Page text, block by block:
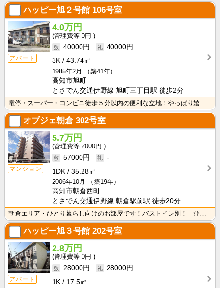
ハッピー旭２号館 106号室
アパート
4.0万円
0円
40000円
40000円
3K
43.74㎡
1985年2月
（築41年）
高知市旭町
とさでん交通伊野線 旭町三丁目駅 徒歩2分
電停・スーパー・コンビニ徒歩５分以内の便利な立地！やっぱり嬉しいバス・トイレ別！収納スペースが２か所･･･
オブジェ朝倉302号室
マンション
5.7万円
2000円
57000円
-
1DK
35.28㎡
2006年10月
（築19年）
高知市朝倉西町
とさでん交通伊野線 朝倉駅前駅 徒歩20分
朝倉エリア・ひとり暮らし向けのお部屋です！バストイレ別！ ひろびろ脱衣場で身支度やお洗濯が快適ですね･･･
ハッピー旭３号館 202号室
アパート
2.8万円
0円
28000円
28000円
1K
17.5㎡